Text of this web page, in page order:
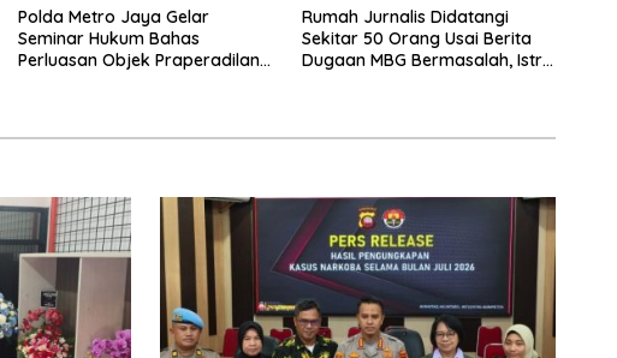
Polda Metro Jaya Gelar
Seminar Hukum Bahas
Perluasan Objek Praperadilan
Rumah Jurnalis Didatangi
Sekitar 50 Orang Usai Berita
Dugaan MBG Bermasalah, Istri